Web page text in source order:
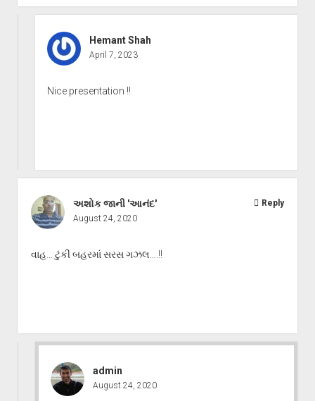
Hemant Shah
April 7, 2023
Nice presentation !!
અશોક જાની 'આનંદ'
August 24, 2020
વાહ… ટુંકી બહરમાં સરસ ગઝલ….!!
Reply
admin
August 24, 2020